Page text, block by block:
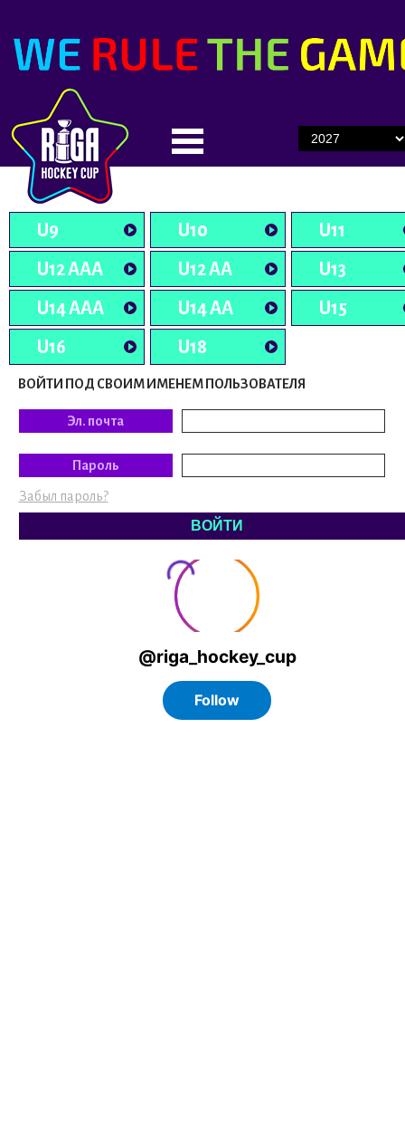
U9 U10
U11
U12 AAA
U12 AA
U13
U14 AAA
U14 AA
U15
U16
U18
ВОЙТИ ПОД СВОИМ ИМЕНЕМ ПОЛЬЗОВАТЕЛЯ
Эл. почта
Пароль
Забыл пароль?